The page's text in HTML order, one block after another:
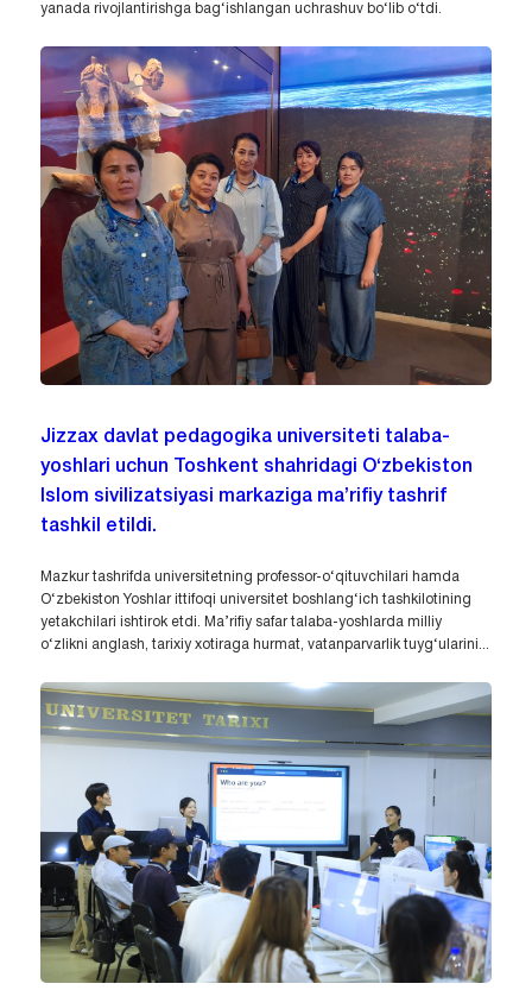
yanada rivojlantirishga bag‘ishlangan uchrashuv bo‘lib o‘tdi.
Jizzax davlat pedagogika universiteti talaba-
yoshlari uchun Toshkent shahridagi O‘zbekiston
Islom sivilizatsiyasi markaziga ma’rifiy tashrif
tashkil etildi.
Mazkur tashrifda universitetning professor-o‘qituvchilari hamda
O‘zbekiston Yoshlar ittifoqi universitet boshlang‘ich tashkilotining
yetakchilari ishtirok etdi. Ma’rifiy safar talaba-yoshlarda milliy
o‘zlikni anglash, tarixiy xotiraga hurmat, vatanparvarlik tuyg‘ularini...